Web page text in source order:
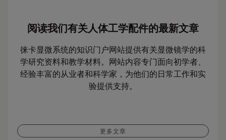
阅读我们有关人体工学配件的最新文章
徕卡显微系统的知识门户网站提供有关显微镜学的科
学研究资料和教学材料。网站内容专门面向初学者、
经验丰富的从业者和科学家，为他们的日常工作和实
验提供支持。
更多文章